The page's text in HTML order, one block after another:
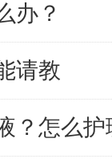
办？
请教
？怎么护